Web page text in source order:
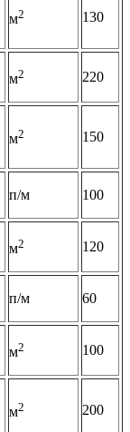
м2 130
м2 220
м2 150
п/м 100
м2 120
п/м 60
м2 100
м2 200